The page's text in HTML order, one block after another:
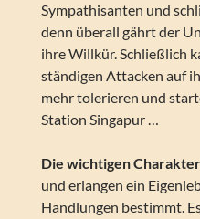
Sympathisanten und
denn überall gährt der
ihre Willkür. Schließlich
ständigen Attacken auf
mehr tolerieren und
Station Singapur …
Die wichtigen
und erlangen ein
Handlungen bestimmt.